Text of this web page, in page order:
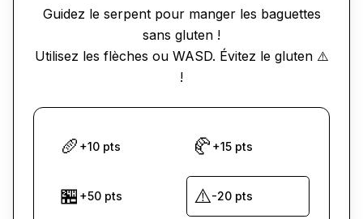
Guidez le serpent pour manger les baguettes
sans gluten !
Utilisez les flèches ou WASD. Évitez le gluten ⚠️
!
🥖 +10 pts 🥐 +15 pts
🏪 +50 pts ⚠️-20 pts